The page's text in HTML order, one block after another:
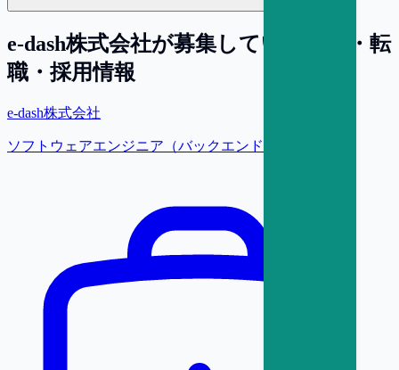
e-dash株式会社が募集している求人・転
職・採用情報
e-dash株式会社
ソフトウェアエンジニア（バックエンド）